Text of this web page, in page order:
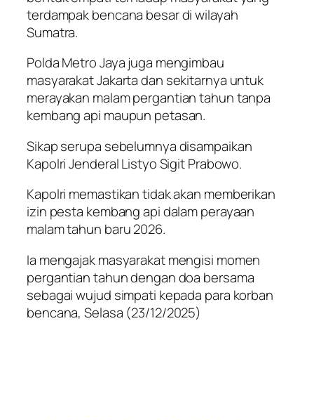
terdampak bencana besar di wilayah
Sumatra.
Polda Metro Jaya juga mengimbau
masyarakat Jakarta dan sekitarnya untuk
merayakan malam pergantian tahun tanpa
kembang api maupun petasan.
Sikap serupa sebelumnya disampaikan
Kapolri Jenderal Listyo Sigit Prabowo.
Kapolri memastikan tidak akan memberikan
izin pesta kembang api dalam perayaan
malam tahun baru 2026.
Ia mengajak masyarakat mengisi momen
pergantian tahun dengan doa bersama
sebagai wujud simpati kepada para korban
bencana, Selasa (23/12/2025)